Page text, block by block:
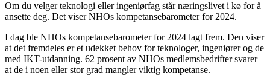
Om du velger teknologi eller ingeniørfag står næringslivet i kø for å
ansette deg. Det viser NHOs kompetansebarometer for 2024.
I dag ble NHOs kompetansebarometer for 2024 lagt frem. Den viser
at det fremdeles er et udekket behov for teknologer, ingeniører og de
med IKT-utdanning. 62 prosent av NHOs medlemsbedrifter svarer
at de i noen eller stor grad mangler viktig kompetanse.